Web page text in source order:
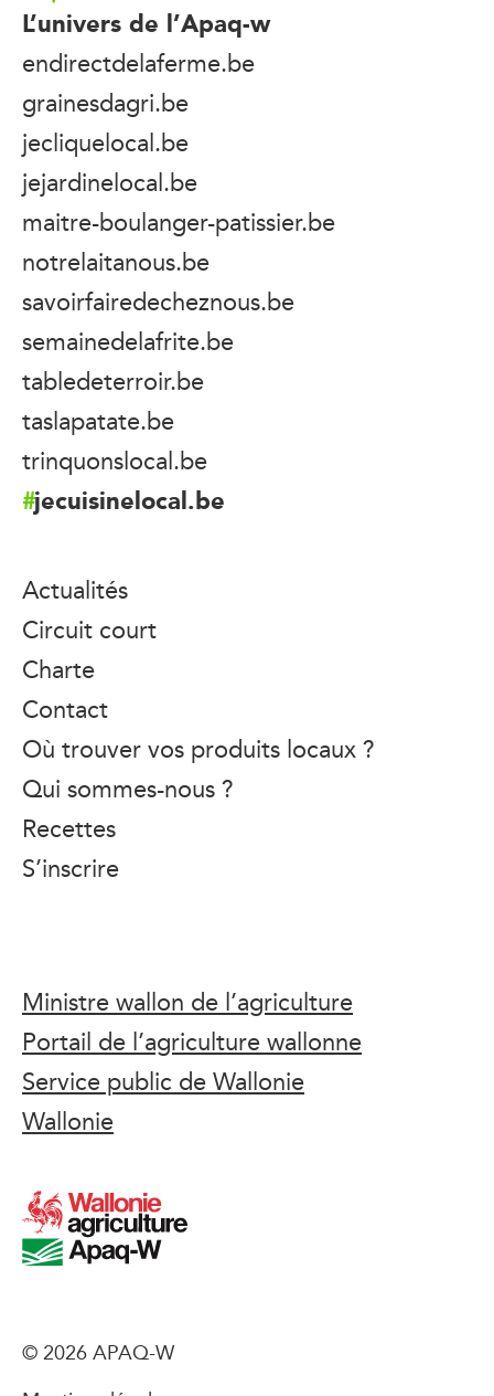
L’univers de l’Apaq-w
endirectdelaferme.be
grainesdagri.be
jecliquelocal.be
jejardinelocal.be
maitre-boulanger-patissier.be
notrelaitanous.be
savoirfairedecheznous.be
semainedelafrite.be
tabledeterroir.be
taslapatate.be
trinquonslocal.be
jecuisinelocal.be
Actualités
Circuit court
Charte
Contact
Où trouver vos produits locaux ?
Qui sommes-nous ?
Recettes
S’inscrire
Ministre wallon de l’agriculture
Portail de l’agriculture wallonne
Service public de Wallonie
Wallonie
© 2026 APAQ-W